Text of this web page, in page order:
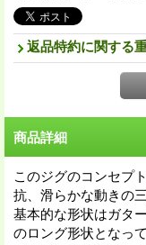
返品特約に関する
商品詳細
このジグのコンセプ
抗、滑らかな動きの
基本的な形状はガタ
のロング形状となって